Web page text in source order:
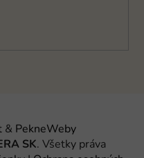
& PekneWeby
SK. Všetky práva